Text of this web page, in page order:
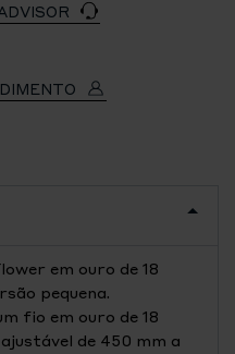
em ouro de 18
pequena.
fio em ouro de 18
de 450 mm a